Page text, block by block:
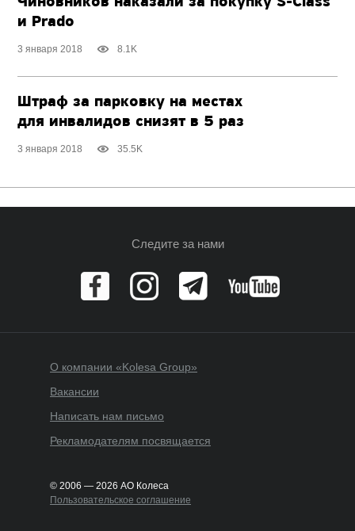
и Prado
3 января 2018 8.1K
Штраф за парковку на местах
для инвалидов снизят в 5 раз
3 января 2018 35.5K
Следите за нами
О компании «Kolesa Group»
Вакансии
Написать нам письмо
Рекламодателям посвящается
© 2006 — 2026 АО Колеса
Пользовательское соглашение